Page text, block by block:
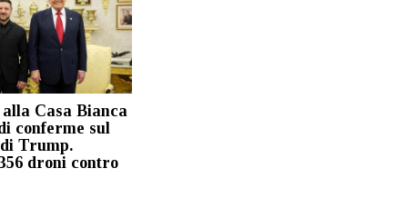
Casa Bianca
conferme sul
Trump.
droni contro